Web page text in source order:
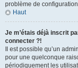
problème de
Haut
Je m’étais déjà inscrit
connecter ?!
Il est possible qu’un
pour une quelconque
périodiquement les